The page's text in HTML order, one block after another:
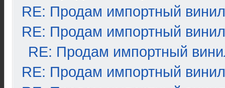
RE: Продам импортный винил
RE: Продам импортный винил
RE: Продам импортный
RE: Продам импортный винил